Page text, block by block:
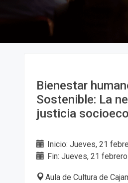
Bienestar
Sostenible: La
justicia
Inicio: Jueves, 21
Fin: Jueves, 21
Aula de Cultura de